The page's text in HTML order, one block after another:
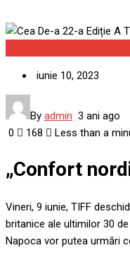
iunie 10, 2023
By admin 3 ani ago
0
168 Less than a
„Confort
Vineri, 9 iunie, TIFF
britanice ale ultimilor 30
Napoca vor putea urmări